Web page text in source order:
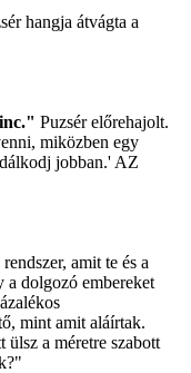
hangja átvágta a
Puzsér előrehajolt.
miközben egy
jobban.' AZ
amit te és a
a dolgozó embereket
mint amit aláírtak.
ülsz a méretre szabott